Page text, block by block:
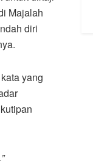
Majalah
diri
yang